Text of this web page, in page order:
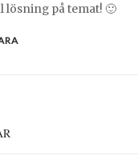
lösning på temat! 🙂